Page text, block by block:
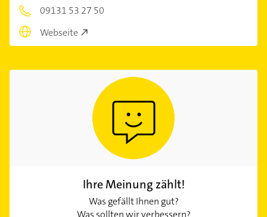
09131 53 27 50
Webseite
Ihre Meinung zählt!
Was gefällt Ihnen gut?
Was sollten wir verbessern?